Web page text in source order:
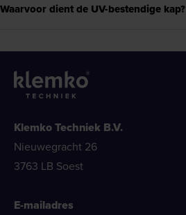
Waarvoor dient de UV-bestendige kap?
Klemko Techniek B.V.
Nieuwegracht 26
3763 LB Soest
E-mailadres